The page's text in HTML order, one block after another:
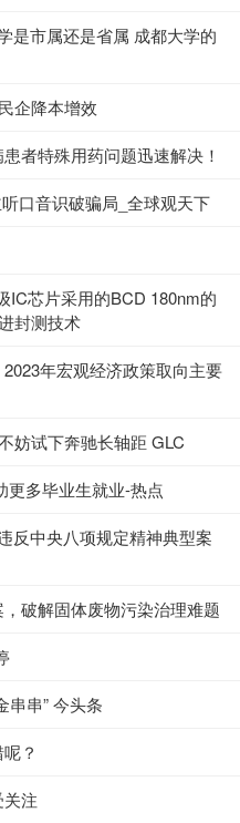
是市属还是省属 成都大学的
企降本增效
者特殊用药问题迅速解决！
老师订购330杯奶茶 店主听口音识破骗局_全球观天下
IC芯片采用的BCD 180nm的
封测技术
年宏观经济政策取向主要
妨试下奔驰长轴距 GLC
更多毕业生就业-热点
反中央八项规定精神典型案
破解固体废物污染治理难题
串串” 今头条
？
注